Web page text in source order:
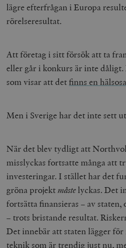
lägre efterfrågan i Europa
rörelseresultat.
Att företag i sitt försök att ta
eller går i konkurs är inte
som visar att detfinns en
Men i Sverige har det inte sett
När det blev tydligt att
misslyckas fortsatte många att
investeringar. I stället har det
gröna projektmåstelyckas. Det
fortsätta finansieras – av
– trots bristande resultat.
Det innebär att staten lägger
teknik som är trendig just nu,